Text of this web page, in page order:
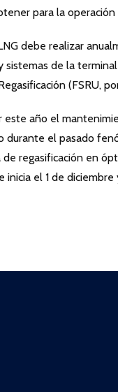
para la
debe realizar
sistemas de la
(FSRU,
este año el
durante el pasado
regasificación en
inicia el 1 de